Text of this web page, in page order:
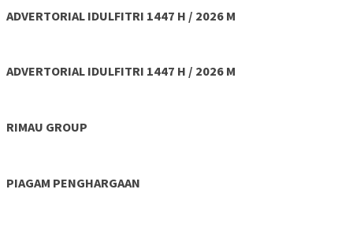
ADVERTORIAL IDULFITRI 1447 H / 2026 M
ADVERTORIAL IDULFITRI 1447 H / 2026 M
RIMAU GROUP
PIAGAM PENGHARGAAN